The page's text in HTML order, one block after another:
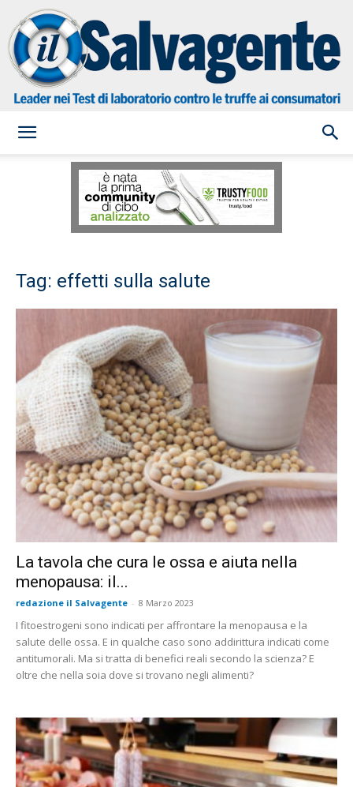
Salvagente
Tag: effetti sulla salute
La tavola che cura le ossa e aiuta nella
menopausa: il...
redazione il Salvagente - 8 Marzo 2023
I fitoestrogeni sono indicati per affrontare la menopausa e la
salute delle ossa. E in qualche caso sono addirittura indicati come
antitumorali. Ma si tratta di benefici reali secondo la scienza? E
oltre che nella soia dove si trovano negli alimenti?